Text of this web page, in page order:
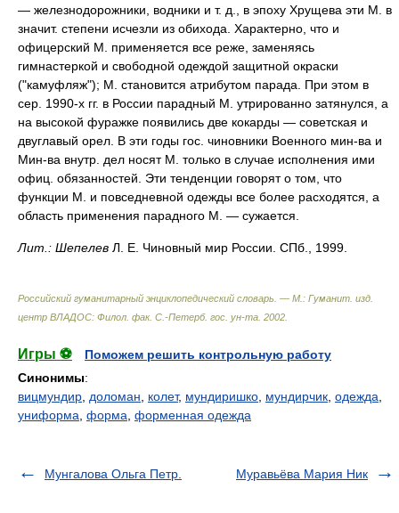
— железнодорожники, водники и т. д., в эпоху Хрущева эти М. в
значит. степени исчезли из обихода. Характерно, что и
офицерский М. применяется все реже, заменяясь
гимнастеркой и свободной одеждой защитной окраски
("камуфляж"); М. становится атрибутом парада. При этом в
сер. 1990-х гг. в России парадный М. утрированно затянулся, а
на высокой фуражке появились две кокарды — советская и
двуглавый орел. В эти годы гос. чиновники Военного мин-ва и
Мин-ва внутр. дел носят М. только в случае исполнения ими
офиц. обязанностей. Эти тенденции говорят о том, что
функции М. и повседневной одежды все более расходятся, а
область применения парадного М. — сужается.
Лит.: Шепелев Л. Е. Чиновный мир России. СПб., 1999.
Российский гуманитарный энциклопедический словарь. — М.: Гуманит. изд.
центр ВЛАДОС: Филол. фак. С.-Петерб. гос. ун-та 2002
Игры ⚽
Поможем решить контрольную работу
Синонимы:
вицмундир доломан колет, мундиришко мундирчик одежда
униформа форма форменная одежда
Мунгалова Ольга Петр. Муравьёва Мария Ник